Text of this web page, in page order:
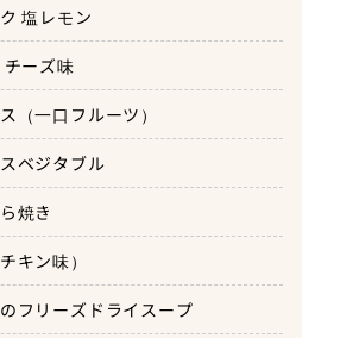
塩レモン
ーズ味
（一口フルーツ）
ベジタブル
焼き
キン味）
フリーズドライスープ